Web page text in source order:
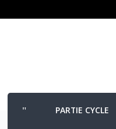
PARTIE CYCLE